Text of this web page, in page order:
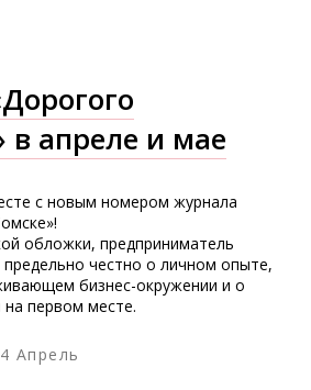
в апреле и мае
с новым номером журнала
обложки, предприниматель
честно о личном опыте,
бизнес-окружении и о
первом месте.
Апрель